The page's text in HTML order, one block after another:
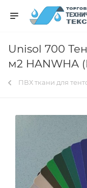
Unisol 700
м2 HANWHA
ПВХ ткани для